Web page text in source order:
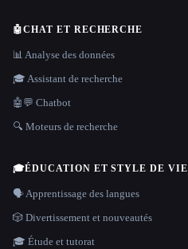
🤖CHAT ET RECHERCHE
📊 Analyse des données
🎓 Assistant de recherche
🤖💬 Chatbot
🔍 Moteurs de recherche
🎓ÉDUCATION ET STYLE DE VIE
🗣️ Apprentissage des langues
🎲 Divertissement et nouveautés
🎓 Étude et tutorat